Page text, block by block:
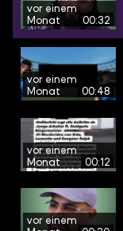
vor einem
Monat
00:32
vor einem
Monat
00:48
vor einem
Monat
00:12
vor einem